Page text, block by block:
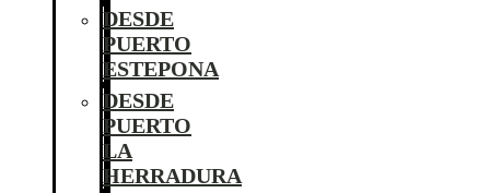
DESDE
PUERTO
ESTEPONA
DESDE
PUERTO
LA
HERRADURA